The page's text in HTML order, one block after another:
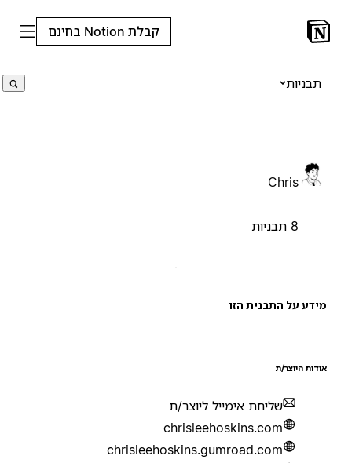
קבלת Notion בחינם
תבניות
Chris
על התבנית הזו
היוצר/ת
שליחת אימייל ליוצר/ת
chrisleehoskins.com
chrisleehoskins.gumroad.com